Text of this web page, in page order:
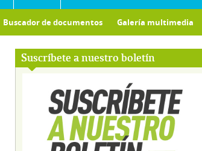
Buscador de documentos Galería multimedia
Suscríbete a nuestro boletín